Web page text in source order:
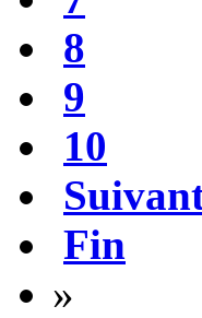
8
9
10
Fin
»